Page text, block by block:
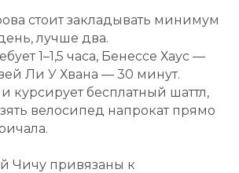
стоит закладывать минимум
лучше два.
1–1,5 часа, Бенессе Хаус —
Ли У Хвана — 30 минут.
курсирует бесплатный шаттл,
велосипед напрокат прямо
Чичу привязаны к